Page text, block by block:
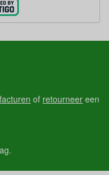
facturen of retourneer een